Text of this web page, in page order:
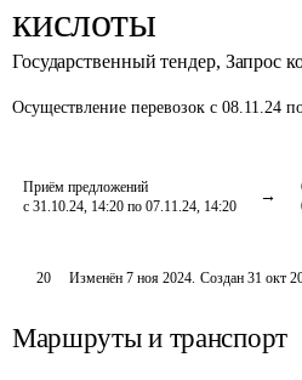
кислоты
Государственный тендер, Запрос
Осуществление перевозок с 08.11.24
Приём предложений
с 31.10.24, 14:20 по 07.11.24, 14:20
20 Изменён7 ноя 2024. Создан 31 окт
Маршруты и транспорт